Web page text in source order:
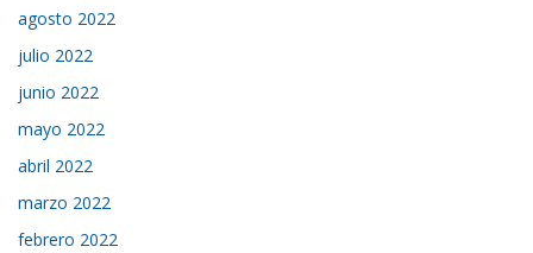
agosto 2022
julio 2022
junio 2022
mayo 2022
abril 2022
marzo 2022
febrero 2022